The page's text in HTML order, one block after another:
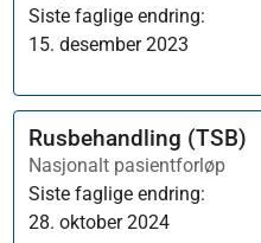
Siste faglige endring:
15. desember 2023
Rusbehandling (TSB)
Nasjonalt pasientforløp
Siste faglige endring:
28. oktober 2024